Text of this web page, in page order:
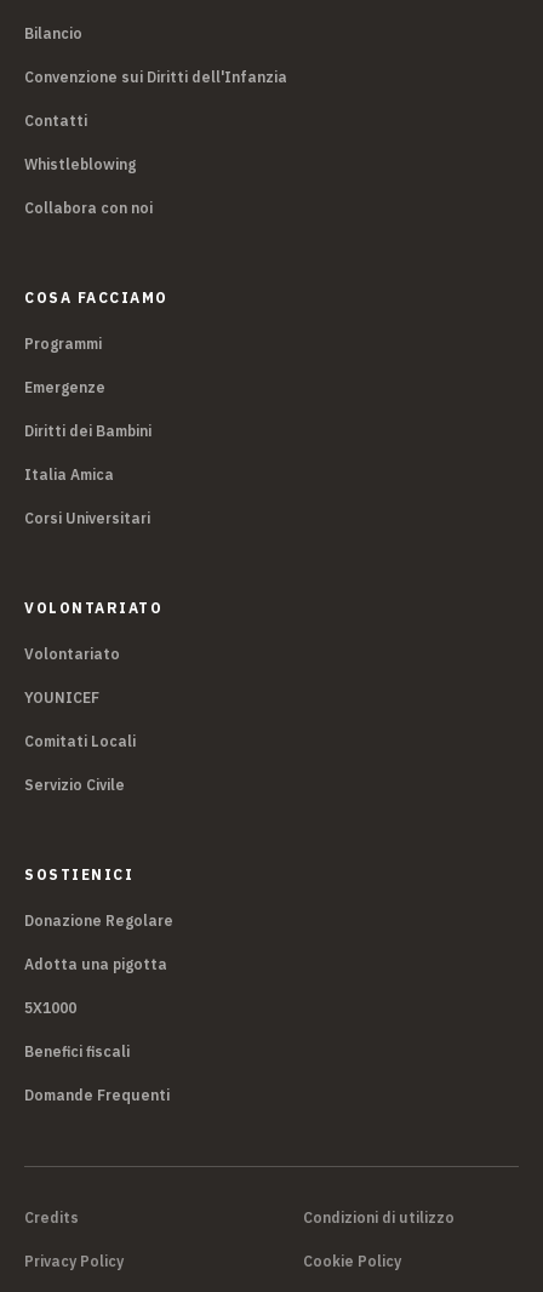
Bilancio
Convenzione sui Diritti dell'Infanzia
Contatti
Whistleblowing
Collabora con noi
COSA FACCIAMO
Programmi
Emergenze
Diritti dei Bambini
Italia Amica
Corsi Universitari
VOLONTARIATO
Volontariato
YOUNICEF
Comitati Locali
Servizio Civile
SOSTIENICI
Donazione Regolare
Adotta una pigotta
5X1000
Benefici fiscali
Domande Frequenti
Credits Condizioni di utilizzo
Privacy Policy Cookie Policy